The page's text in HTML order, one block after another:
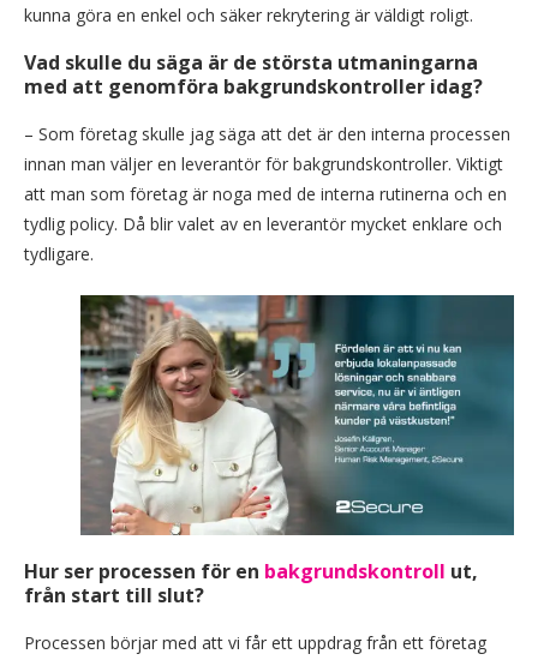
kunna göra en enkel och säker rekrytering är väldigt roligt.
Vad skulle du säga är de största utmaningarna
med att genomföra bakgrundskontroller idag?
– Som företag skulle jag säga att det är den interna processen
innan man väljer en leverantör för bakgrundskontroller. Viktigt
att man som företag är noga med de interna rutinerna och en
tydlig policy. Då blir valet av en leverantör mycket enklare och
tydligare.
Hur ser processen för en bakgrundskontroll ut,
från start till slut?
Processen börjar med att vi får ett uppdrag från ett företag